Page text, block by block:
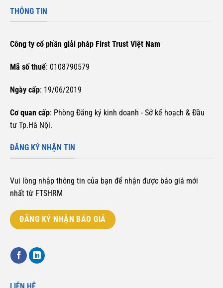
THÔNG TIN
Công ty cổ phần giải pháp First Trust Việt Nam
Mã số thuế: 0108790579
Ngày cấp: 19/06/2019
Cơ quan cấp: Phòng Đăng ký kinh doanh - Sở kế hoạch & Đầu
tư Tp.Hà Nội.
ĐĂNG KÝ NHẬN TIN
Vui lòng nhập thông tin của bạn để nhận được báo giá mới
nhất từ FTSHRM
ĐĂNG KÝ NHẬN BÁO GIÁ